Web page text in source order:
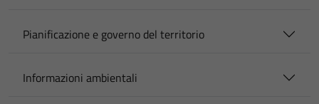
Pianificazione e governo del territorio
Informazioni ambientali